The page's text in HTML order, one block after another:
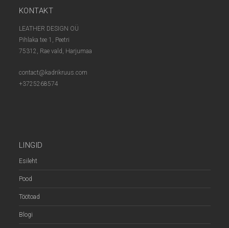
KONTAKT
LEATHER DESIGN OÜ
Pihlaka tee 1, Peetri
75312, Rae vald, Harjumaa
contact@kadrikruus.com
+3725268574
LINGID
Esileht
Pood
Töötoad
Blogi